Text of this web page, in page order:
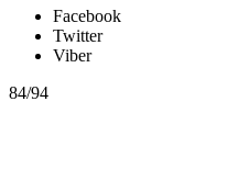
Facebook
Twitter
Viber
84/94